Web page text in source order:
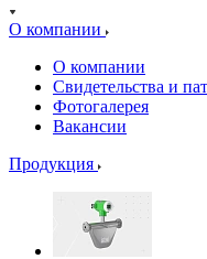
О компании
О компании
Свидетельства и
Фотогалерея
Вакансии
Продукция